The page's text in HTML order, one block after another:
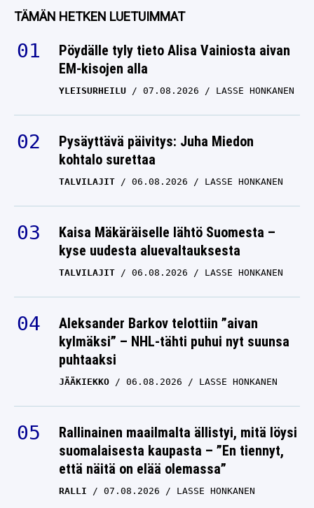
TÄMÄN HETKEN LUETUIMMAT
Pöydälle tyly tieto Alisa Vainiosta aivan
EM-kisojen alla
YLEISURHEILU 07.08.2026 LASSE HONKANEN
Pysäyttävä päivitys: Juha Miedon
kohtalo surettaa
TALVILAJIT 06.08.2026 LASSE HONKANEN
Kaisa Mäkäräiselle lähtö Suomesta –
kyse uudesta aluevaltauksesta
TALVILAJIT 06.08.2026 LASSE HONKANEN
Aleksander Barkov telottiin ”aivan
kylmäksi” – NHL-tähti puhui nyt suunsa
puhtaaksi
JÄÄKIEKKO 06.08.2026 LASSE HONKANEN
Rallinainen maailmalta ällistyi, mitä löysi
suomalaisesta kaupasta – ”En tiennyt,
että näitä on elää olemassa”
RALLI 07.08.2026 LASSE HONKANEN